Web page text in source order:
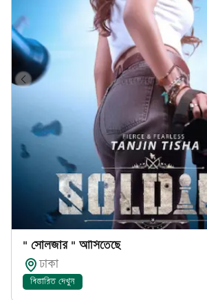
" সোলজার " আসিতেছে
ঢাকা
বিস্তারিত দেখুন